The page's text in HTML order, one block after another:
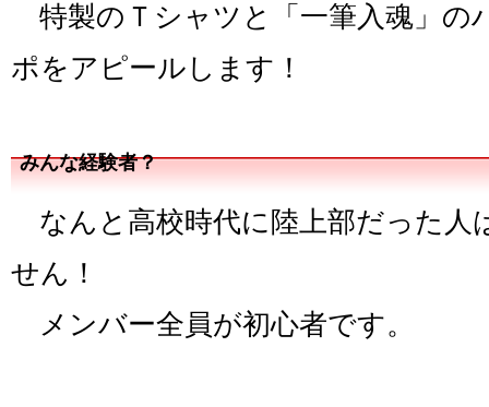
特製のＴシャツと「一筆入魂」の
ポをアピールします！
みんな経験者？
なんと高校時代に陸上部だった人
せん！
メンバー全員が初心者です。